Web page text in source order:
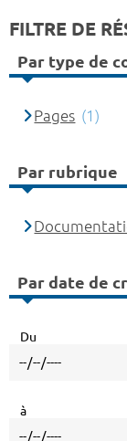
FILTRE DE
Par type de
Pages (1)
Par rubrique
Par date de
Du
à